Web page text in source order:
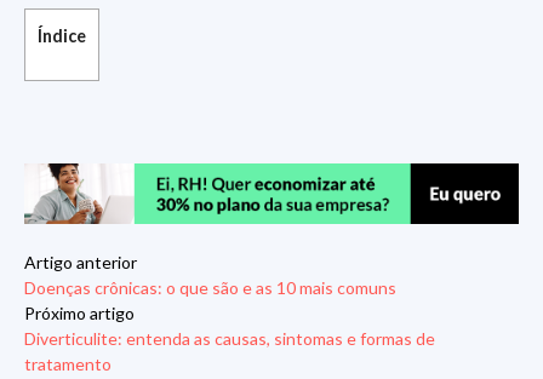
Índice
Artigo anterior
Doenças crônicas: o que são e as 10 mais comuns
Próximo artigo
Diverticulite: entenda as causas, sintomas e formas de
tratamento